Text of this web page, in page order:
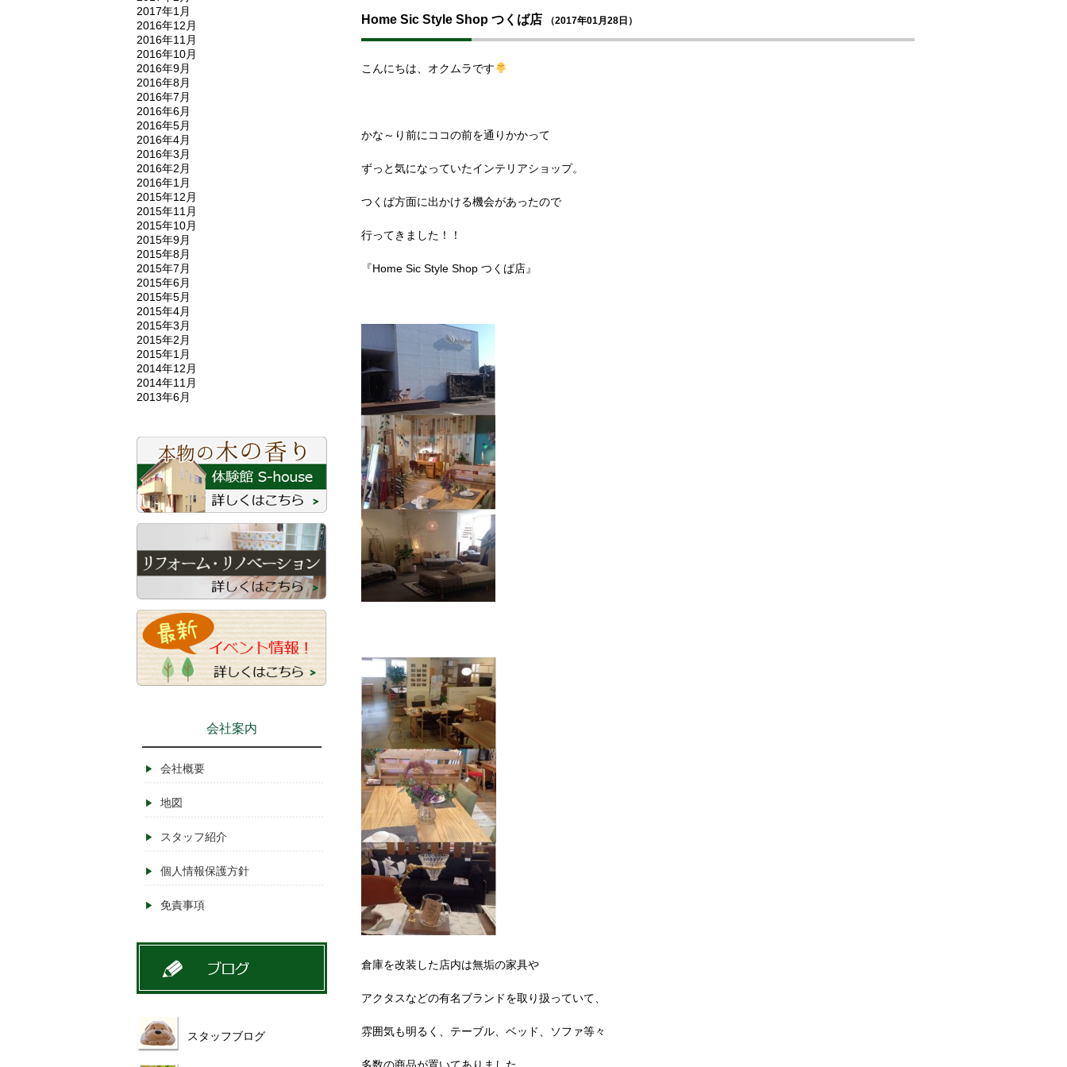
Home Sic Style Shop つくば店 （2017年01月28日）
こんにちは、オクムラです
かな～り前にココの前を通りかかって
ずっと気になっていたインテリアショップ。
つくば方面に出かける機会があったので
行ってきました！！
『Home Sic Style Shop つくば店』
倉庫を改装した店内は無垢の家具や
アクタスなどの有名ブランドを取り扱っていて、
雰囲気も明るく、テーブル、ベッド、ソファ等々
2017年1月
2016年12月
2016年11月
2016年10月
2016年9月
2016年8月
2016年7月
2016年6月
2016年5月
2016年4月
2016年3月
2016年2月
2016年1月
2015年12月
2015年11月
2015年10月
2015年9月
2015年8月
2015年7月
2015年6月
2015年5月
2015年4月
2015年3月
2015年2月
2015年1月
2014年12月
2014年11月
2013年6月
会社案内
会社概要
地図
スタッフ紹介
個人情報保護方針
免責事項
スタッフブログ